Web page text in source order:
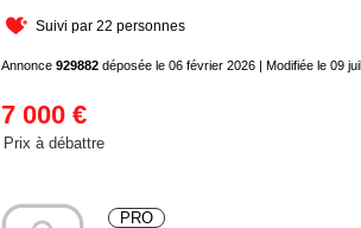
Suivi par 22 personnes
Annonce929882 déposée le 06 février 2026 | Modifiée le 09
7 000 €
Prix à débattre
PRO